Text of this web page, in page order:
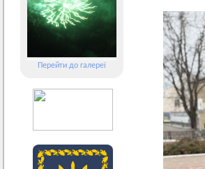
Перейти до галереї